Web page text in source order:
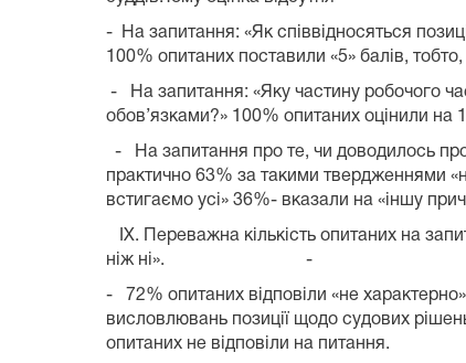
-
На запитання: «Як співвідносяться
100% опитаних поставили «5» балів,
-
На запитання: «Яку частину робочого
обов’язками?» 100% опитаних оцінили на
- На запитання про те, чи доводилось
практично 63% за такими твердженнями «
встигаємо усі» 36%- вказали на «іншу
IX. Переважна кількість опитаних на
ніж ні».
-
- 72% опитаних відповіли «не
висловлювань позиції щодо судових
опитаних не відповіли